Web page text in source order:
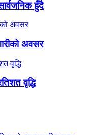
हुँदै
अवसर
वृद्धि